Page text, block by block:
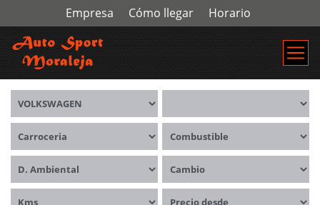
Empresa Cómo llegar Horario
Marca
Carrocerías Combustible
Distintivo ambiental Cambio
Kms Precio desde